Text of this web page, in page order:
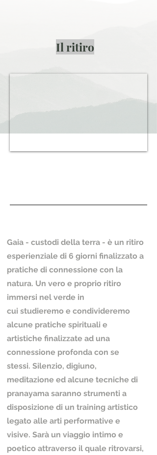
Il ritiro
Gaia - custodi della terra - è un ritiro
esperienziale di 6 giorni finalizzato a
pratiche di connessione con la
natura. Un vero e proprio ritiro
immersi nel verde in
cui studieremo e condivideremo
alcune pratiche spirituali e
artistiche finalizzate ad una
connessione profonda con se
stessi. Silenzio, digiuno,
meditazione ed alcune tecniche di
pranayama saranno strumenti a
disposizione di un training artistico
legato alle arti performative e
visive. Sarà un viaggio intimo e
poetico attraverso il quale ritrovarsi,